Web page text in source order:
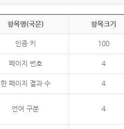
항목명(국문) 항목크기
인증 키 100
페이지 번호 4
한 페이지 결과 수 4
언어 구분 4